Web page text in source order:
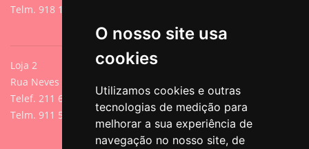
O nosso site usa
cookies
Utilizamos cookies e outras
tecnologias de medição para
melhorar a sua experiência de
navegação no nosso site, de
Telm. 918 107 618 (Chamada para rede móvel nacional)
Loja 2
Rua Neves de Sousa 13A, Cacilhas, Oeiras
Telef. 211 640 788 (Chamada para rede fixa nacional)
Telm. 911 571 542 (Chamada para rede móvel nacional)